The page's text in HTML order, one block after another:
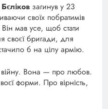
Бєліков загинув у 23
своїх побратимів
мав усе, щоб стати
своєї бригади, для
б на цілу армію.
війну. Вона — про любов.
форми. Про вірність,